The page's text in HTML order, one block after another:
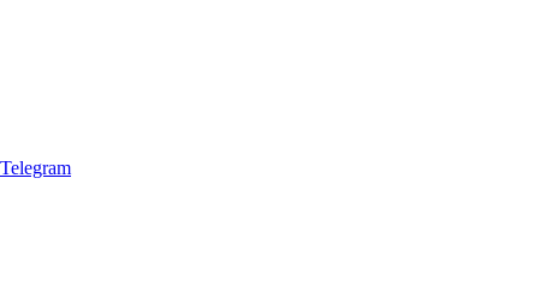
Telegram